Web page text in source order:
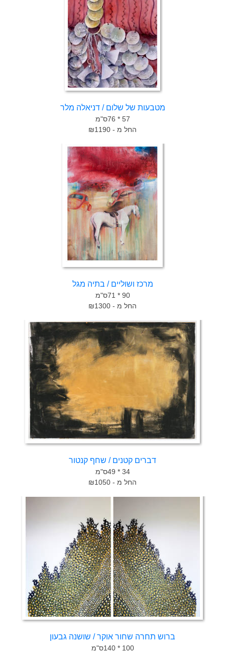
מטבעות של שלום / דניאלה מלר
57 * 76ס"מ
החל מ - ₪1190
מרכז ושוליים / בתיה מגל
90 * 71ס"מ
החל מ - ₪1300
דברים קטנים / שחף קנטור
34 * 49ס"מ
החל מ - ₪1050
ברוש תחרה שחור אוקר / שושנה גבעון
100 * 140ס"מ